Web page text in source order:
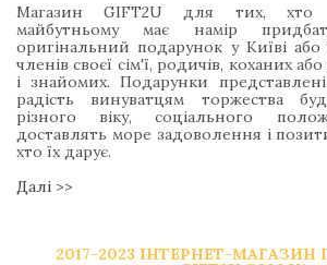
Магазин GIFT2U для тих, хто
майбутньому має намір
оригінальний подарунок у Київі або
членів своєї сім'ї, родичів, коханих
і знайомих. Подарунки
радість винуватцям торжества
різного віку, соціального
доставлять море задоволення і
хто їх дарує.
Далі >>
2017-2023 ІНТЕРНЕТ-МАГАЗИН